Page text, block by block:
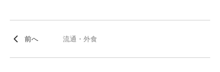
前へ 流通・外食